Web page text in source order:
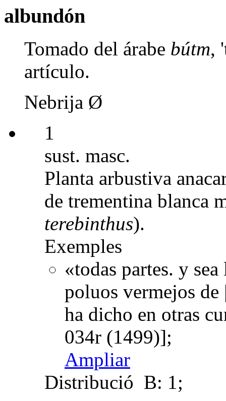
albundón
Tomado del árabe bútm,
artículo.
Nebrija Ø
1
sust. masc.
Planta arbustiva
de trementina blanca
terebinthus).
Exemples
«todas partes. y
poluos vermejos de
ha dicho en otras
034r (1499)];
Ampliar
Distribució B: 1;